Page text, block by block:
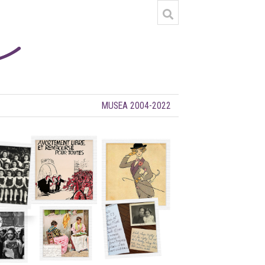
MUSEA 2004-2022